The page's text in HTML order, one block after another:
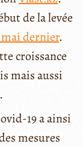
de la levée
mai dernier.
croissance
mais aussi
19 a ainsi
mesures